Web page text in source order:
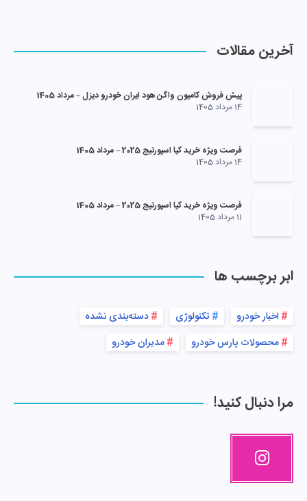
آخرین مقالات
پیش فروش کامیون واگن هود ایران خودرو دیزل – مرداد 1405
14 مرداد 1405
فرصت ویژه خرید کیا اسپورتیج 2025 – مرداد 1405
14 مرداد 1405
فرصت ویژه خرید کیا اسپورتیج 2025 – مرداد 1405
11 مرداد 1405
ابر برچسب ها
اخبار خودرو تکنولوژی
دسته‌بندی نشده
محصولات پارس خودرو
مدیران خودرو
مرا دنبال کنید!